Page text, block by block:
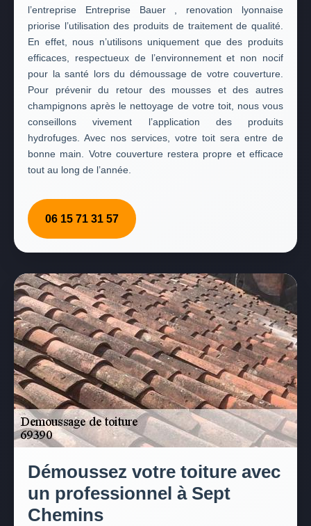
l’entreprise Entreprise Bauer , renovation lyonnaise
priorise l’utilisation des produits de traitement de qualité.
En effet, nous n’utilisons uniquement que des produits
efficaces, respectueux de l’environnement et non nocif
pour la santé lors du démoussage de votre couverture.
Pour prévenir du retour des mousses et des autres
champignons après le nettoyage de votre toit, nous vous
conseillons vivement l’application des produits
hydrofuges. Avec nos services, votre toit sera entre de
bonne main. Votre couverture restera propre et efficace
tout au long de l’année.
06 15 71 31 57
Démoussez votre toiture avec
un professionnel à Sept
Chemins